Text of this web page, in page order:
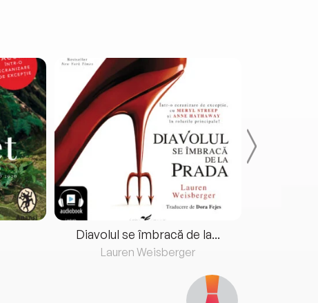
Diavolul se îmbracă de la...
Lauren Weisberger